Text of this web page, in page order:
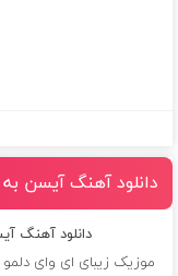
دانلود آهنگ آیسن
دانلود آهنگ
موزیک زیبای ای وای